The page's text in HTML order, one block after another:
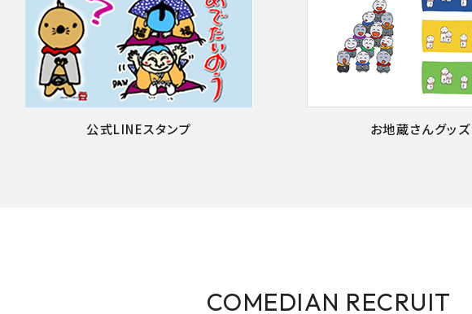
公式LINEスタンプ お地蔵さんグッズ
COMEDIAN RECRUIT